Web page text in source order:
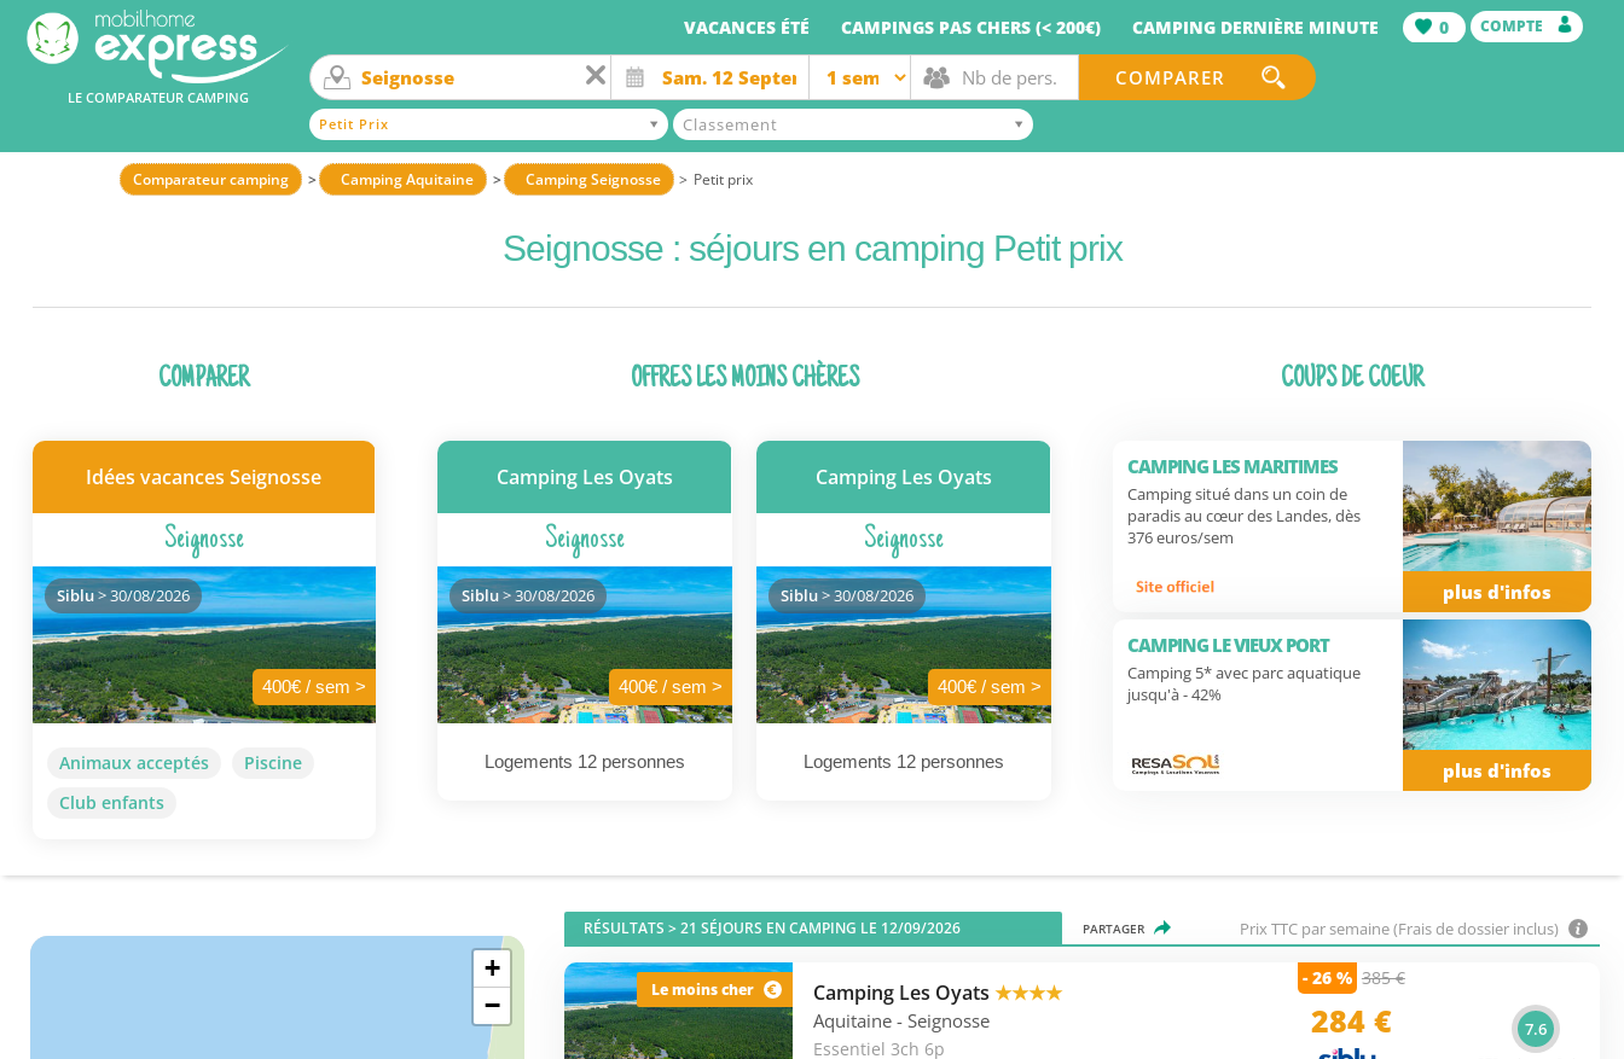
VACANCES ÉTÉ CAMPINGS PAS CHERS (< 200€) CAMPING DERNIÈRE MINUTE 0 COMPTE
LE COMPARATEUR CAMPING
COMPARER
Petit Prix Classement
Comparateur camping Camping Aquitaine Camping Seignosse Petit prix
Seignosse : séjours en camping Petit prix
COMPARER
Idées vacances Seignosse
Seignosse
400€ / sem >
Siblu> 30/08/2026
Animaux acceptés
Piscine
Club enfants
OFFRES LES MOINS CHÈRES
Camping Les Oyats
Seignosse
400€ / sem >
Siblu> 30/08/2026
Logements 12 personnes
Camping Les Oyats
Seignosse
400€ / sem >
Siblu> 30/08/2026
Logements 12 personnes
COUPS DE COEUR
CAMPING LES MARITIMES
Camping situé dans un coin de
paradis au cœur des Landes, dès
376 euros/sem
plus d'infos
CAMPING LE VIEUX PORT
Camping 5* avec parc aquatique
jusqu'à - 42%
plus d'infos
+
−
RÉSULTATS >21 SÉJOURS EN CAMPING LE 12/09/2026 PARTAGER Prix TTC par semaine (Frais de dossier inclus)
Le moins cher Camping Les Oyats★★★★
Aquitaine - Seignosse
Essentiel 3ch 6p
- 26 % 385 €
284 € 7.6